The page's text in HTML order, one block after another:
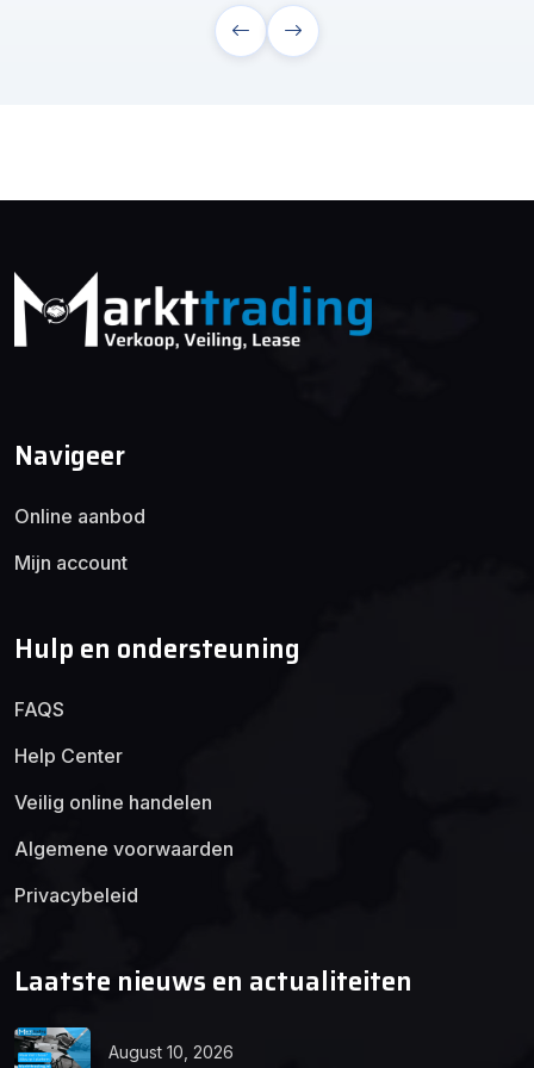
Navigeer
Online aanbod
Mijn account
Hulp en ondersteuning
FAQS
Help Center
Veilig online handelen
Algemene voorwaarden
Privacybeleid
Laatste nieuws en actualiteiten
August 10, 2026